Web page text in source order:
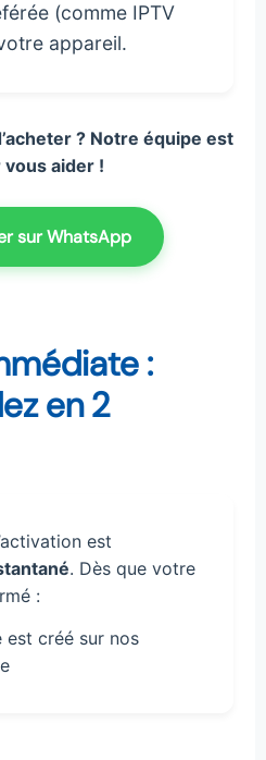
(comme IPTV
appareil.
? Notre équipe est
vous aider !
sur WhatsApp
:
en 2
est
. Dès que votre
:
créé sur nos